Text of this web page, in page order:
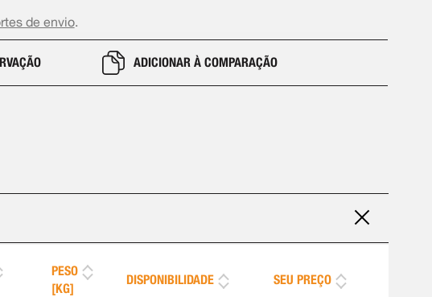
de envio.
ADICIONAR À COMPARAÇÃO
PESO
[KG]
DISPONIBILIDADE SEU PREÇO